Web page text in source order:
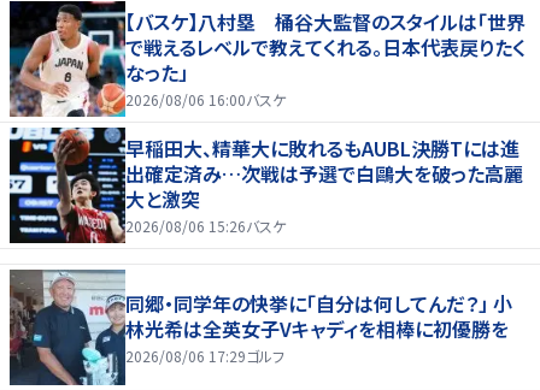
【バスケ】八村塁 桶谷大監督のスタイルは「世界
で戦えるレベルで教えてくれる。日本代表戻りたく
なった」
2026/08/06 16:00バスケ
早稲田大、精華大に敗れるもAUBL決勝Tには進
出確定済み…次戦は予選で白鷗大を破った高麗
大と激突
2026/08/06 15:26バスケ
同郷・同学年の快挙に「自分は何してんだ？」 小
林光希は全英女子Vキャディを相棒に初優勝を
2026/08/06 17:29ゴルフ